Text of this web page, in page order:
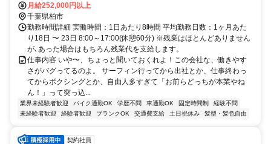
月給252,000円以上
千葉県柏市
勤務時間詳細 実働時間：1日あたり8時間 平均勤務日数：1ヶ月あた
り18日 〜 23日 8:00～17:00(休憩60分) ※残業はほとんどありません
が､あった場合はもちろん残業代を支給します。
仕事内容 いや〜、ちょっと聞いておくれよ！この会社な、働きやす
さがバグってるのよ。 サーフィン行ってから出社とか、仕事終わっ
てからボクシングとか、自由人多すぎて「お前らどっちが本業やね
ん！」って突っ込...
業界未経験者歓迎 バイク通勤OK 学歴不問 車通勤OK 固定時間制
経験不問
未経験者歓迎
経験者歓迎 ブランクOK 交通費支給 土日祝休み 髪型・髪色自由
契約社員